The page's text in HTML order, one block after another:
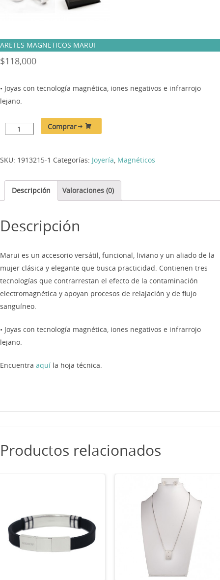
ARETES MAGNETICOS MARUI
$118,000
• Joyas con tecnología magnética, iones negativos e infrarrojo
lejano.
Comprar
SKU: 1913215-1 Categorías: Joyería, Magnéticos
Descripción Valoraciones (0)
Descripción
Marui es un accesorio versátil, funcional, liviano y un aliado de la
mujer clásica y elegante que busca practicidad. Contienen tres
tecnologías que contrarrestan el efecto de la contaminación
electromagnética y apoyan procesos de relajación y de flujo
sanguíneo.
• Joyas con tecnología magnética, iones negativos e infrarrojo
lejano.
Encuentra aquí la hoja técnica.
Productos relacionados